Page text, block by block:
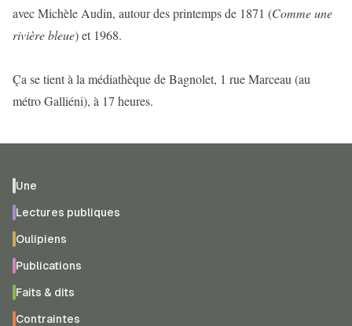
avec Michèle Audin, autour des printemps de 1871 (Comme une
rivière bleue) et 1968.
Ça se tient à la médiathèque de Bagnolet, 1 rue Marceau (au
métro Galliéni), à 17 heures.
Une
Lectures publiques
Oulipiens
Publications
Faits & dits
Contraintes